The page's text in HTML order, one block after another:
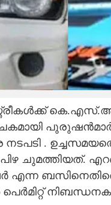
.
പിഴ ചുമത്തിയത്.
എന്ന